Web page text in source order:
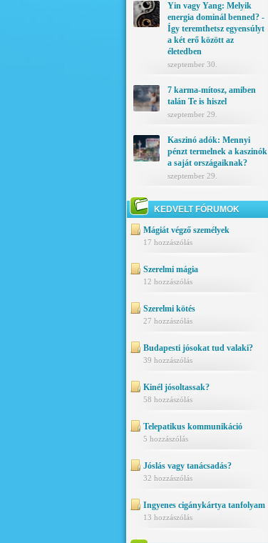
Yin vagy Yang: Melyik
energia dominál benned? -
Így teremthetsz egyensúlyt
a két erő között az
életedben
szeptember 30.
7 karma-mítosz, amiben
talán Te is hiszel
szeptember 29.
Kaszinó adók: Mennyi
pénzt termelnek a kaszinók
a saját országaiknak?
szeptember 29.
KEDVELT FÓRUMOK
Mágiát végző személyek
17 hozzászólás
Szerelmi mágia
12 hozzászólás
Szerelmi kötés
27 hozzászólás
Budapesti jósokat tud valaki?
39 hozzászólás
Kinél jósoltassak?
58 hozzászólás
Telepatikus kommunikáció
5 hozzászólás
Jóslás vagy tanácsadás?
32 hozzászólás
Ingyenes cigánykártya tanfolyam
13 hozzászólás